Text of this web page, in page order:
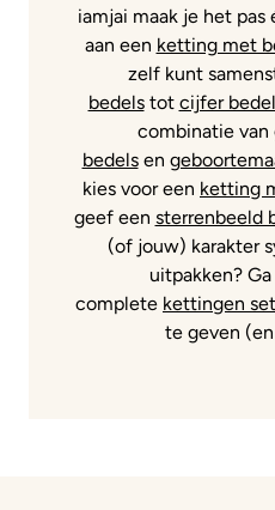
iamjai maak je het
aan een ketting met
zelf kunt
bedelstot cijfer
combinatie van
bedelsen
kies voor een ketting
geef een sterrenbeeld
(of jouw) karakter
uitpakken?
complete kettingen set
te geven